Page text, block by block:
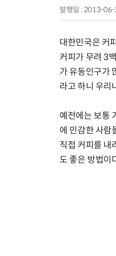
발행일 : 2013-
대한민국은 커
커피가 무려 3
가 유동인구가
라고 하니 우리
예전에는 보통
에 민감한 사람
직접 커피를 내
도 좋은 방법이